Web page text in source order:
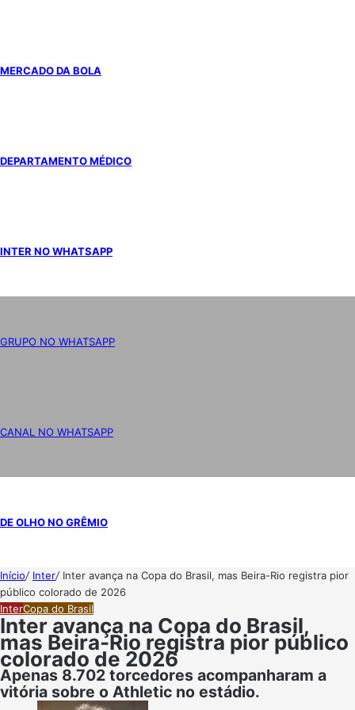
MERCADO DA BOLA
DEPARTAMENTO MÉDICO
INTER NO WHATSAPP
GRUPO NO WHATSAPP
CANAL NO WHATSAPP
DE OLHO NO GRÊMIO
Início/ Inter/ Inter avança na Copa do Brasil, mas Beira-Rio registra pior
público colorado de 2026
InterCopa do Brasil
Inter avança na Copa do Brasil,
mas Beira-Rio registra pior público
colorado de 2026
Apenas 8.702 torcedores acompanharam a
vitória sobre o Athletic no estádio.